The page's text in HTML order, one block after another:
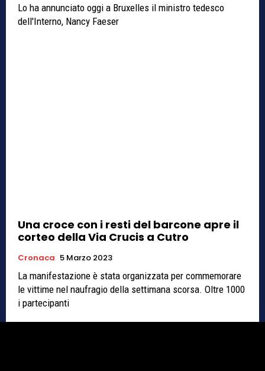
Lo ha annunciato oggi a Bruxelles il ministro tedesco
dell'Interno, Nancy Faeser
Una croce con i resti del barcone apre il
corteo della Via Crucis a Cutro
Cronaca 5 Marzo 2023
La manifestazione è stata organizzata per commemorare
le vittime nel naufragio della settimana scorsa. Oltre 1000
i partecipanti